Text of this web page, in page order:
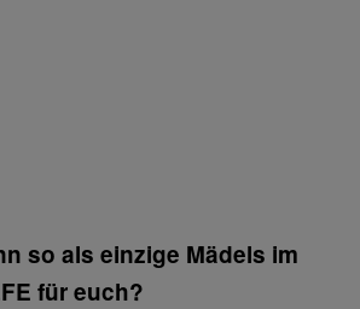
so als einzige Mädels im
für euch?